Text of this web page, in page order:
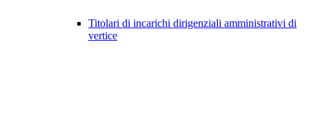
Titolari di incarichi dirigenziali amministrativi di
vertice